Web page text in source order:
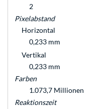
2
Pixelabstand
Horizontal
0,233 mm
Vertikal
0,233 mm
Farben
1.073,7 Millionen
Reaktionszeit